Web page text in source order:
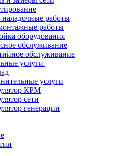
работы
работы
оборудования
обслуживание
обслуживание
услуги
услуги
КРМ
сети
генерации